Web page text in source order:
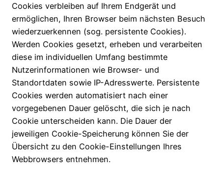
Cookies verbleiben auf Ihrem Endgerät und
ermöglichen, Ihren Browser beim nächsten Besuch
wiederzuerkennen (sog. persistente Cookies).
Werden Cookies gesetzt, erheben und verarbeiten
diese im individuellen Umfang bestimmte
Nutzerinformationen wie Browser- und
Standortdaten sowie IP-Adresswerte. Persistente
Cookies werden automatisiert nach einer
vorgegebenen Dauer gelöscht, die sich je nach
Cookie unterscheiden kann. Die Dauer der
jeweiligen Cookie-Speicherung können Sie der
Übersicht zu den Cookie-Einstellungen Ihres
Webbrowsers entnehmen.